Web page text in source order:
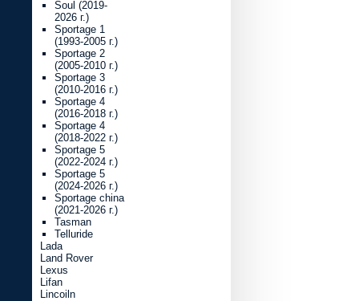
Soul (2019-
2026 г.)
Sportage 1
(1993-2005 г.)
Sportage 2
(2005-2010 г.)
Sportage 3
(2010-2016 г.)
Sportage 4
(2016-2018 г.)
Sportage 4
(2018-2022 г.)
Sportage 5
(2022-2024 г.)
Sportage 5
(2024-2026 г.)
Sportage china
(2021-2026 г.)
Tasman
Telluride
Lada
Land Rover
Lexus
Lifan
Lincoiln